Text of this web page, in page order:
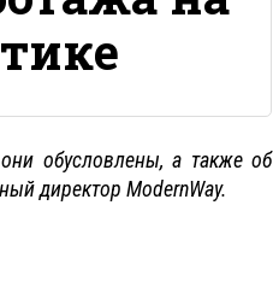
обусловлены, а также об
директор ModernWay.